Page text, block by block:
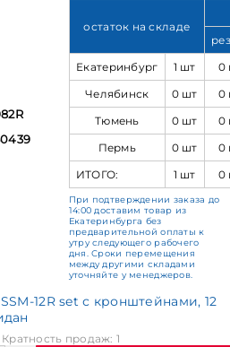
остаток на складе
Екатеринбург
1 шт
0
Челябинск
0 шт
0
Тюмень
0 шт
0
Пермь
0 шт
0
ИТОГО:
1 шт 0
При подтверждении заказа до
14:00 доставим товар из
Екатеринбурга без
предварительной оплаты к
утру следующего рабочего
дня. Сроки перемещения
между другими складами
уточняйте у менеджеров.
12R set с кронштейнами, 12
Кратность продаж: 1